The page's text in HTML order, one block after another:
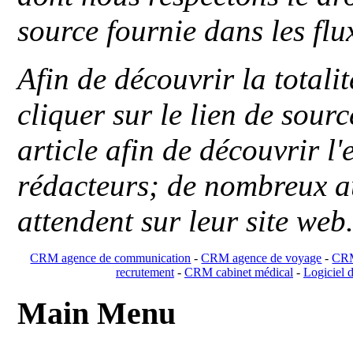
source fournie dans les
Afin de découvrir la
cliquer sur le lien de
article afin de découvrir
rédacteurs; de nombreux
attendent sur leur site
CRM agence de communication -CRM agence de voyage -
recrutement- CRM cabinet médical- Logiciel
Main Menu